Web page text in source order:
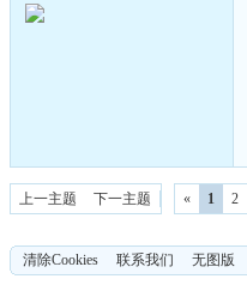
上一主题 下一主题 « 1 2
清除Cookies 联系我们 无图版